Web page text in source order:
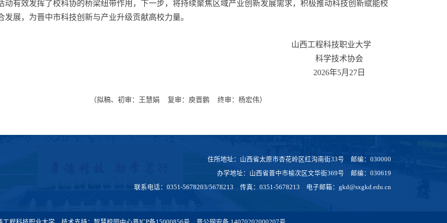
动有效发挥了校科协的桥梁纽带作用， 下一步，将持续聚焦区域产业创新发展需求，积极推动科技创新赋能校
发展，为晋中市科技创新与产业升级贡献高校力量。
山西工程科技职业大学
科学技术协会
2026年5月27日
（拟稿、初审：王慧娟 复审：庾晋鹏 终审：杨宏伟）
住所地址：山西省太原市杏花岭区红沟南街33号 邮编：030000
办学地址：山西省晋中市榆次区文华街369号 邮编：030619
联系电话：0351-5678203/5678213 传真：0351-5678213 电子邮箱：gkd@sxgkd.edu.cn